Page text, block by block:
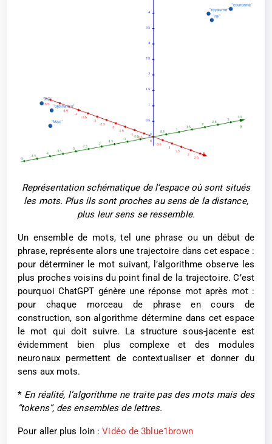
Représentation schématique de l’espace où sont situés
les mots. Plus ils sont proches au sens de la distance,
plus leur sens se ressemble.
Un ensemble de mots, tel une phrase ou un début de
phrase, représente alors une trajectoire dans cet espace :
pour déterminer le mot suivant, l’algorithme observe les
plus proches voisins du point final de la trajectoire. C’est
pourquoi ChatGPT génère une réponse mot après mot :
pour chaque morceau de phrase en cours de
construction, son algorithme détermine dans cet espace
le mot qui doit suivre. La structure sous-jacente est
évidemment bien plus complexe et des modules
neuronaux permettent de contextualiser et donner du
sens aux mots.
* En réalité, l’algorithme ne traite pas des mots mais des
“tokens”, des ensembles de lettres.
Pour aller plus loin :Vidéo de 3blue1brown